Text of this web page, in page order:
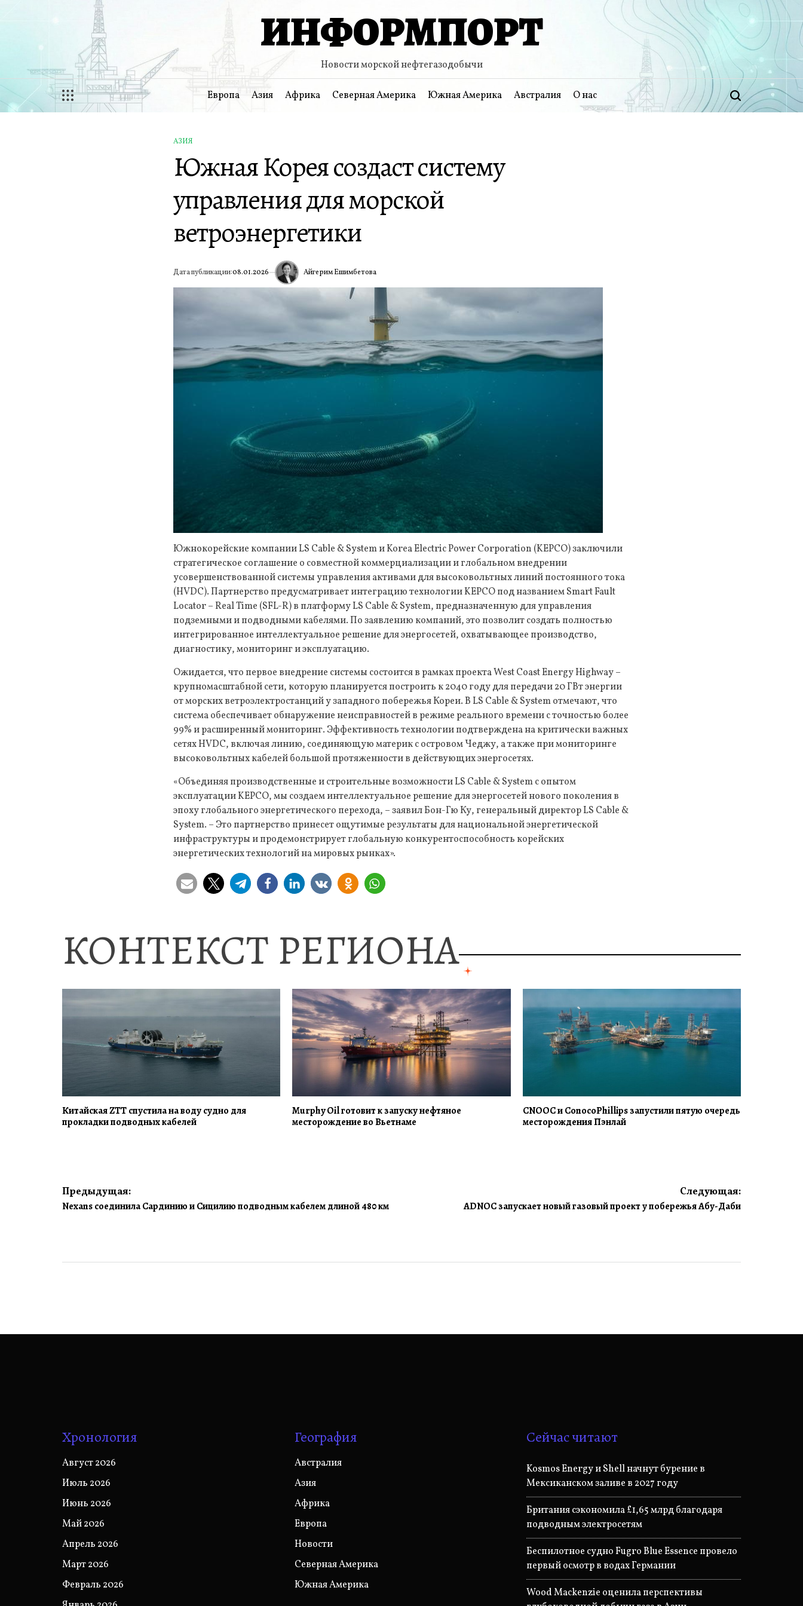
ИНФОРМПОРТ
Новости морской нефтегазодобычи
Европа Азия Африка Северная Америка Южная Америка Австралия О нас Поиск
ОПУБЛИКОВАНО
В
АЗИЯ
Южная Корея создаст систему
управления для морской
ветроэнергетики
Дата публикации:08.01.2026 ИА Айгерим Ешимбетова
Южнокорейские компании LS Cable & System и Korea Electric Power Corporation (KEPCO) заключили
стратегическое соглашение о совместной коммерциализации и глобальном внедрении
усовершенствованной системы управления активами для высоковольтных линий постоянного тока
(HVDC). Партнерство предусматривает интеграцию технологии KEPCO под названием Smart Fault
Locator – Real Time (SFL-R) в платформу LS Cable & System, предназначенную для управления
подземными и подводными кабелями. По заявлению компаний, это позволит создать полностью
интегрированное интеллектуальное решение для энергосетей, охватывающее производство,
диагностику, мониторинг и эксплуатацию.
Ожидается, что первое внедрение системы состоится в рамках проекта West Coast Energy Highway –
крупномасштабной сети, которую планируется построить к 2040 году для передачи 20 ГВт энергии
от морских ветроэлектростанций у западного побережья Кореи. В LS Cable & System отмечают, что
система обеспечивает обнаружение неисправностей в режиме реального времени с точностью более
99% и расширенный мониторинг. Эффективность технологии подтверждена на критически важных
сетях HVDC, включая линию, соединяющую материк с островом Чеджу, а также при мониторинге
высоковольтных кабелей большой протяженности в действующих энергосетях.
«Объединяя производственные и строительные возможности LS Cable & System с опытом
эксплуатации KEPCO, мы создаем интеллектуальное решение для энергосетей нового поколения в
эпоху глобального энергетического перехода, – заявил Бон-Гю Ку, генеральный директор LS Cable &
System. – Это партнерство принесет ощутимые результаты для национальной энергетической
инфраструктуры и продемонстрирует глобальную конкурентоспособность корейских
энергетических технологий на мировых рынках».
КОНТЕКСТ РЕГИОНА
Китайская ZTT спустила на воду судно для
прокладки подводных кабелей
Murphy Oil готовит к запуску нефтяное
месторождение во Вьетнаме
CNOOC и ConocoPhillips запустили пятую очередь
месторождения Пэнлай
Навигация
Предыдущая:
Nexans соединила Сардинию и Сицилию подводным кабелем длиной 480 км
Следующая:
ADNOC запускает новый газовый проект у побережья Абу-Даби
Хронология
Август 2026
Июль 2026
Июнь 2026
Май 2026
Апрель 2026
Март 2026
Февраль 2026
География
Австралия
Азия
Африка
Европа
Новости
Северная Америка
Южная Америка
Сейчас читают
Kosmos Energy и Shell начнут бурение в
Мексиканском заливе в 2027 году
Британия сэкономила £1,65 млрд благодаря
подводным электросетям
Беспилотное судно Fugro Blue Essence провело
первый осмотр в водах Германии
Wood Mackenzie оценила перспективы